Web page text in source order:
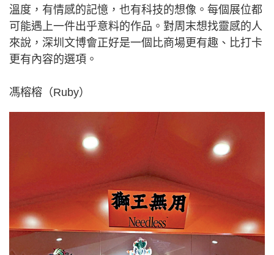
溫度，有情感的記憶，也有科技的想像。每個展位都
可能遇上一件出乎意料的作品。對周末想找靈感的人
來說，深圳文博會正好是一個比商場更有趣、比打卡
更有內容的選項。
馮榕榕（Ruby）